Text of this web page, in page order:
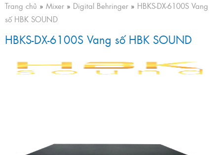
Trang chủ » Mixer » Digital Behringer » HBKS-DX-6100S Vang
số HBK SOUND
HBKS-DX-6100S Vang số HBK SOUND